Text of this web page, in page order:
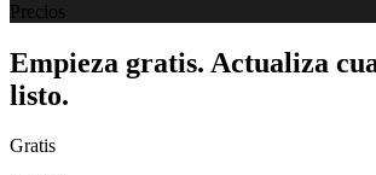
Precios
Empieza gratis. Actualiza
listo.
Gratis